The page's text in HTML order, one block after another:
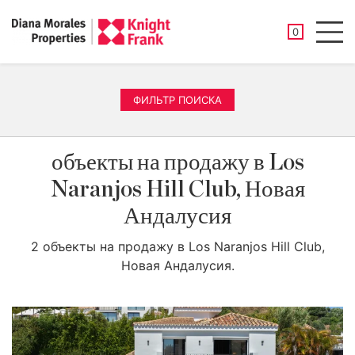
0
ФИЛЬТР ПОИСКА
объекты на продажу в Los
Naranjos Hill Club, Новая
Андалусия
2 объекты на продажу в Los Naranjos Hill Club,
Новая Андалусия.